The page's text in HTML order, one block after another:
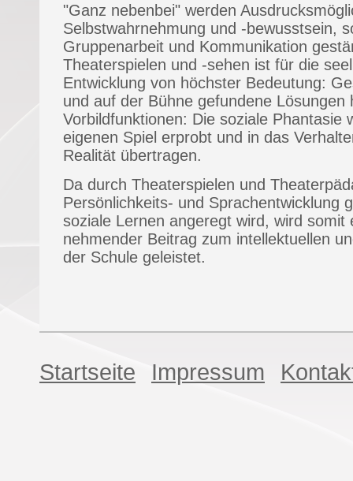
"Ganz nebenbei" werden
Selbstwahrnehmung und -bewusstsein,
Gruppenarbeit und Kommunikation
Theaterspielen und -sehen ist für die
Entwicklung von höchster Bedeutung:
und auf der Bühne gefundene Lösungen
Vorbildfunktionen: Die soziale Phantasie
eigenen Spiel erprobt und in das
Realität übertragen.
Da durch Theaterspielen und
Persönlichkeits- und Sprachentwicklung
soziale Lernen angeregt wird, wird somit
nehmender Beitrag zum intellektuellen
der Schule geleistet.
Startseite Impressum